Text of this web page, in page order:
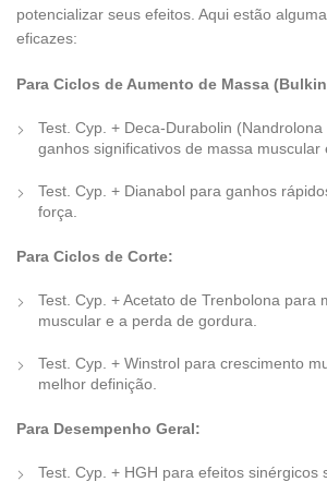
potencializar seus efeitos. Aqui estão
eficazes:
Para Ciclos de Aumento de Massa
Test. Cyp. + Deca-Durabolin
ganhos significativos de massa muscular
Test. Cyp. + Dianabol para ganhos
força.
Para Ciclos de Corte:
Test. Cyp. + Acetato de Trenbolona para
muscular e a perda de gordura.
Test. Cyp. + Winstrol para crescimento
melhor definição.
Para Desempenho Geral:
Test. Cyp. + HGH para efeitos sinérgicos